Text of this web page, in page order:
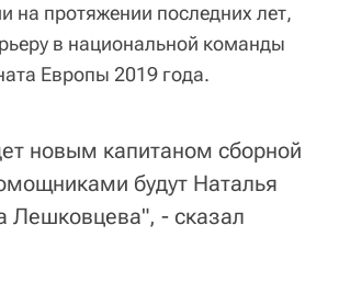
на протяжении последних лет,
в национальной команды
Европы 2019 года.
новым капитаном сборной
будут Наталья
Лешковцева", - сказал